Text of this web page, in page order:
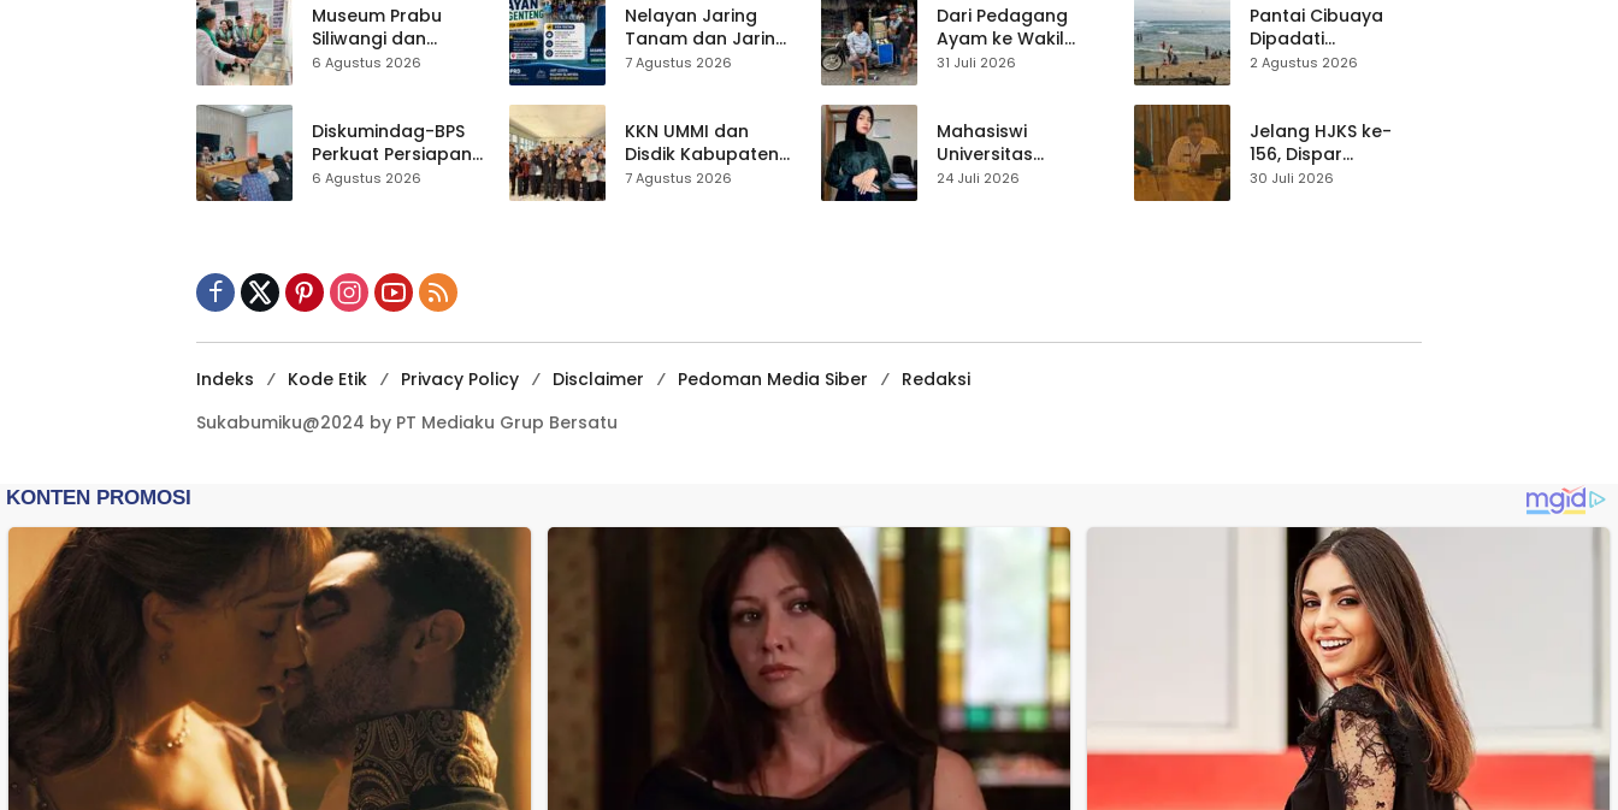
ASRI Lewat Aksi
Bersih Masjid
Agung
Museum Prabu
Siliwangi dan
Museum Keramik
Hampir 500 Koleksi
Dipisahkan
6 Agustus 2026
Diskumindag-BPS
Perkuat Persiapan
Sensus Ekonomi,
6 Agustus 2026
Tekankan
Pentingnya
Persatuan
Nelayan Jaring
Tanam dan Jaring
Obor
Penangkapan
7 Agustus 2026
KKN UMMI dan
Disdik Kabupaten
Sukabumi Perkuat
7 Agustus 2026
Live Streaming
Dari Pedagang
Ayam ke Wakil
Ketua DPRD, H.
Pasar Cisaat
31 Juli 2026
Mahasiswi
Universitas
Muhammadiyah
24 Juli 2026
Pantai Cibuaya
Dipadati
Wisatawan,
Waspada
2 Agustus 2026
Jelang HJKS ke-
156, Dispar
Kabupaten
30 Juli 2026
Indeks Kode Etik Privacy Policy Disclaimer Pedoman Media Siber
Redaksi
Sukabumiku@2024 by PT Mediaku Grup Bersatu